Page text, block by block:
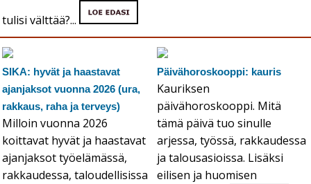
tulisi välttää?...
SIKA: hyvät ja haastavat
ajanjaksot vuonna 2026 (ura,
rakkaus, raha ja terveys)
Milloin vuonna 2026
koittavat hyvät ja haastavat
ajanjaksot työelämässä,
rakkaudessa, taloudellisissa
Päivähoroskooppi: kauris
Kauriksen
päivähoroskooppi. Mitä
tämä päivä tuo sinulle
arjessa, työssä, rakkaudessa
ja talousasioissa. Lisäksi
eilisen ja huomisen